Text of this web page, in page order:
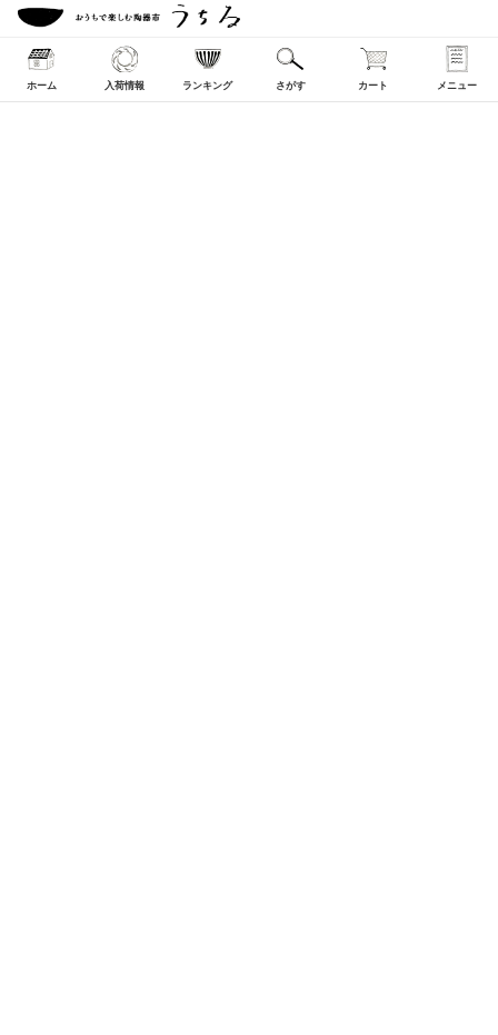
ホーム 入荷情報 ランキング さがす カート メニュー